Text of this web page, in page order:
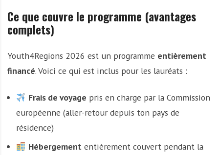
Ce que couvre le programme (avantages
complets)
Youth4Regions 2026 est un programme entièrement
financé. Voici ce qui est inclus pour les lauréats :
Frais de voyage pris en charge par la Commission
européenne (aller-retour depuis ton pays de
résidence)
Hébergemententièrement couvert pendant la